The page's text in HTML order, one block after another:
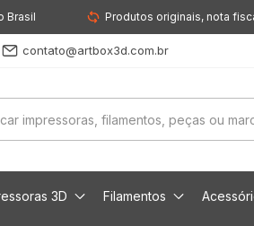
Brasil Produtos originais, nota
contato@artbox3d.com.br
3D Filamentos